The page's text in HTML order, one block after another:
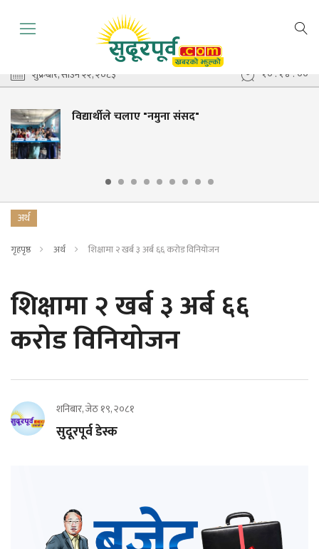
शुक्रबार, साउन २२, २०८३ १० : १४ : ०१
विद्यार्थीले चलाए "नमुना संसद"
अर्थ
गृहपृष्ठ अर्थ शिक्षामा २ खर्ब ३ अर्ब ६६ करोड विनियोजन
शिक्षामा २ खर्ब ३ अर्ब ६६
करोड विनियोजन
शनिबार, जेठ १९, २०८१
सुदूरपूर्व डेस्क